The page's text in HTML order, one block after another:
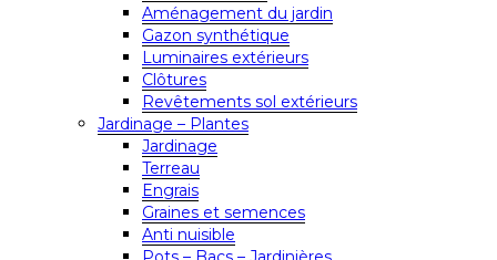
Aménagement du jardin
Gazon synthétique
Luminaires extérieurs
Clôtures
Revêtements sol extérieurs
Jardinage – Plantes
Jardinage
Terreau
Engrais
Graines et semences
Anti nuisible